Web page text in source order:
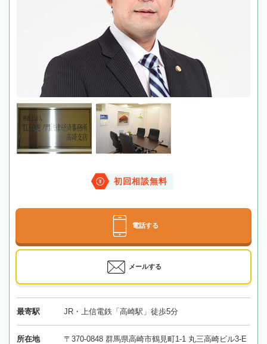
初回相談無料
電話する
メールする
最寄駅 JR・上信電鉄「高崎駅」徒歩5分
所在地 〒370-0848 群馬県高崎市鶴見町1-1 丸三高崎ビル3-E